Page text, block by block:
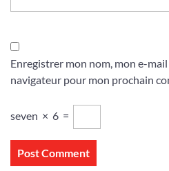
Enregistrer mon nom, mon e-
navigateur pour mon prochain
seven × 6 =